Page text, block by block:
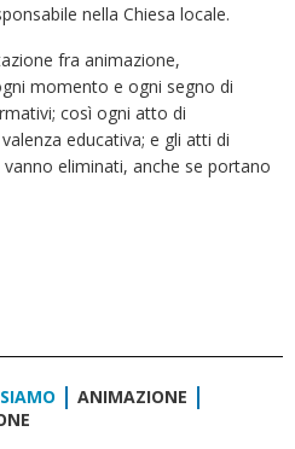
nella Chiesa locale.
fra animazione,
momento e ogni segno di
così ogni atto di
educativa; e gli atti di
eliminati, anche se portano
ANIMAZIONE